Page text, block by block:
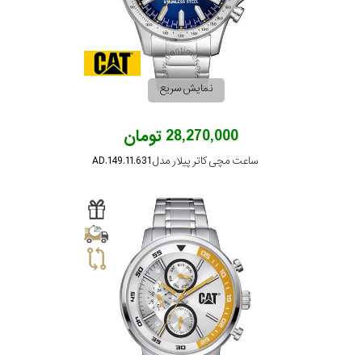
نمایش سریع
28,270,000 تومان
ساعت مچی کاتر پیلار مدل AD.149.11.631